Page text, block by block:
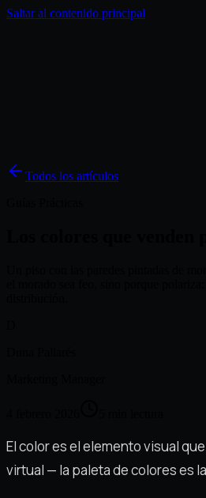
Saltar al contenido principal
Todos los artículos
El color es el elemento visual
virtual — la paleta de colores es